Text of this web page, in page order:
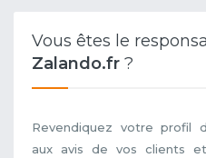
Vous êtes le
Zalando.fr ?
Revendiquez votre profil
aux avis de vos clients